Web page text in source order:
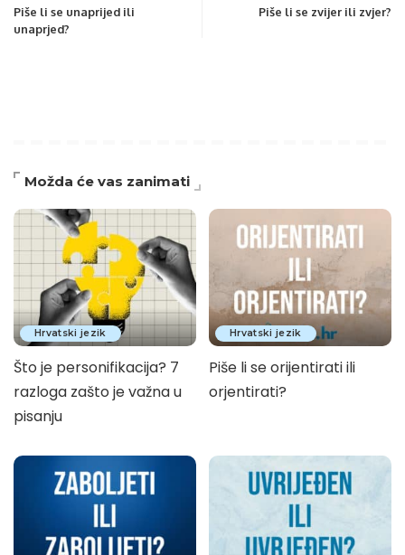
Piše li se unaprijed ili
unaprjed?
Piše li se zvijer ili zvjer?
Možda će vas zanimati
Hrvatski jezik
Što je personifikacija? 7
razloga zašto je važna u
pisanju
Hrvatski jezik
Piše li se orijentirati ili
orjentirati?